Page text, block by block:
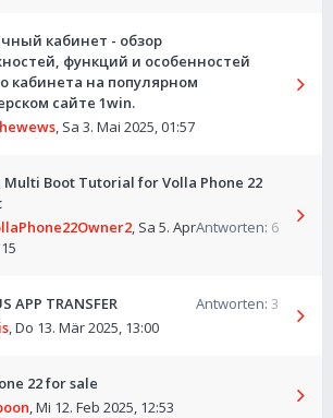
кабинет - обзор
функций и особенностей
кабинета на популярном
сайте 1win.
, Sa 3. Mai 2025, 01:57
Boot Tutorial for Volla Phone 22
Antworten: 6
, Sa 5. Apr
APP TRANSFER Antworten: 3
,Do 13. Mär 2025, 13:00
22 for sale
,Mi 12. Feb 2025, 12:53